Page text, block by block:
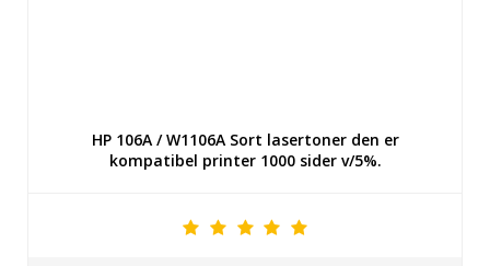
HP 106A / W1106A Sort lasertoner den er
kompatibel printer 1000 sider v/5%.